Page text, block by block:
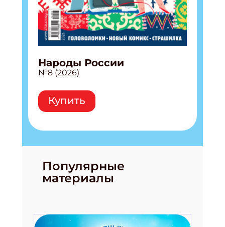
Народы России
№8 (2026)
Купить
Популярные
материалы